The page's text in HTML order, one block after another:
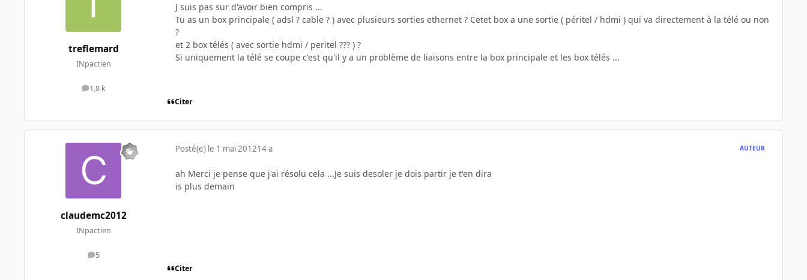
treflemard
INpactien
1,8 k
messages
J suis pas sur d'avoir bien compris ...
Tu as un box principale ( adsl ? cable ? ) avec plusieurs sorties ethernet ? Cetet box a une sortie ( péritel / hdmi ) qui va directement à la télé ou non
?
et 2 box télés ( avec sortie hdmi / peritel ??? ) ?
Si uniquement la télé se coupe c'est qu'il y a un problème de liaisons entre la box principale et les box télés ...
Citer
claudemc2012
INpactien
5
messages
Posté(e) le 1 mai 201214 a AUTEUR
ah Merci je pense que j'ai résolu cela ...Je suis desoler je dois partir je t'en dira
is plus demain
Citer